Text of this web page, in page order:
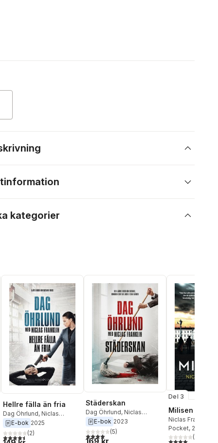
kategorier
röster:
Hellre fälla än fria
Dag Öhrlund, Niclas
Franklin
E-bok 2025
4,5utav 5 stjärnor. Totalt antal röster:
(2)
Städerskan
Dag Öhrlund, Niclas
Franklin
E-bok 2023
4,0utav 5 stjärnor. Totalt antal röster:
(5)
Del 3
Milisen
Niclas Franklin
Pocket, 2022
4,0utav 5(